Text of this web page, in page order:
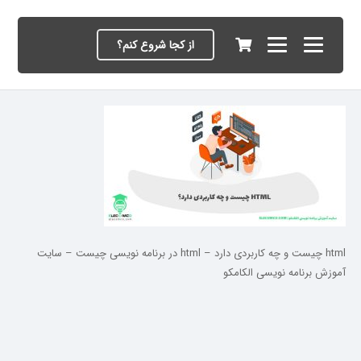
از کجا شروع کنم؟
html چیست و چه کاربردی دارد – html در برنامه نویسی چیست – سایت
آموزش برنامه نویسی الکامکو